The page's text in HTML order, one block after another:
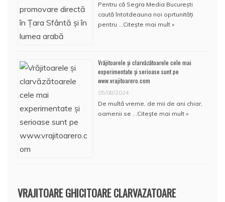
Pentru că Segra Media București
caută întotdeauna noi oprtunități
pentru …Citește mai mult »
Vrăjitoarele și clarvăzătoarele cele mai
experimentate și serioase sunt pe
www.vrajitoarero.com
05/08/2024
De multă vreme, de mii de ani chiar,
oamenii se …Citește mai mult »
VRAJITOARE GHICITOARE CLARVAZATOARE